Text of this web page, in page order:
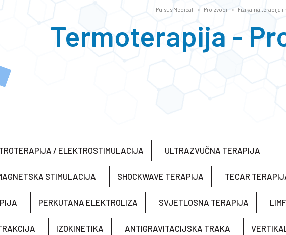
Pulsus Medical Proizvodi Fizikalna terapija i
Termoterapija -
/ ELEKTROSTIMULACIJA ULTRAZVUČNA TERAPIJA
STIMULACIJA SHOCKWAVE TERAPIJA TECAR
PERKUTANA ELEKTROLIZA SVJETLOSNA TERAPIJA
IZOKINETIKA ANTIGRAVITACIJSKA TRAKA